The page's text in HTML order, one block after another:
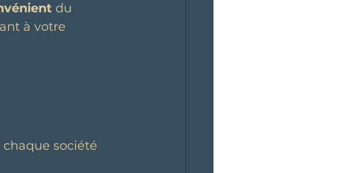
du
à votre
société